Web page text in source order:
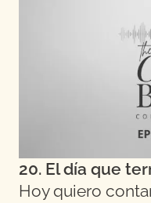
20. El día que
Hoy quiero